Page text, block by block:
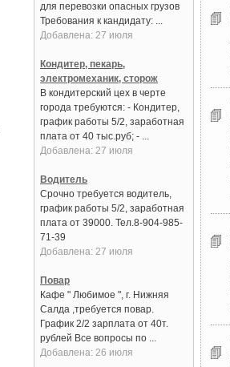
для перевозки опасных грузов
Требования к кандидату: ...
Добавлена: 27 июля
Кондитер, пекарь,
электромеханик, сторож
В кондитерский цех в черте
города требуются: - Кондитер,
график работы 5/2, заработная
плата от 40 тыс.руб; - ...
Добавлена: 27 июля
Водитель
Срочно требуется водитель,
график работы 5/2, заработная
плата от 39000. Тел.8-904-985-
71-39
Добавлена: 27 июля
Повар
Кафе " Любимое ", г. Нижняя
Салда ,требуется повар.
График 2/2 зарплата от 40т.
рублей Все вопросы по ...
Добавлена: 26 июля